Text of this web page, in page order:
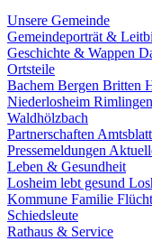
Unsere Gemeinde
Gemeindeporträt &
Geschichte & Wappen
Ortsteile
Bachem Bergen Britten
Niederlosheim Rimlingen
Waldhölzbach
Partnerschaften Amtsblatt
Pressemeldungen
Leben & Gesundheit
Losheim lebt gesund
Kommune Familie
Schiedsleute
Rathaus & Service